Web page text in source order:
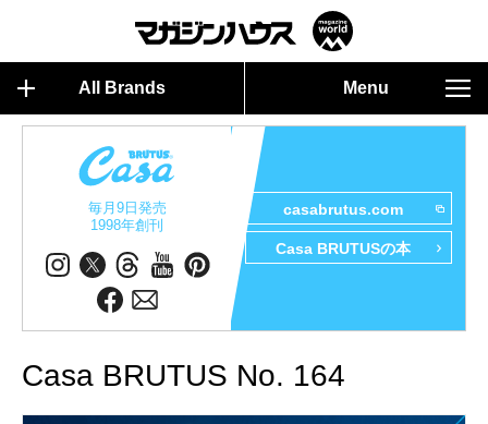
All Brands Menu
毎月9日発売
1998年創刊
casabrutus.com
Casa BRUTUSの本
Casa BRUTUS No. 164